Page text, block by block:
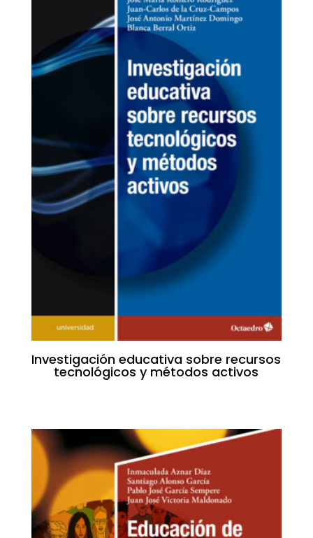
Investigación educativa sobre recursos
tecnológicos y métodos activos